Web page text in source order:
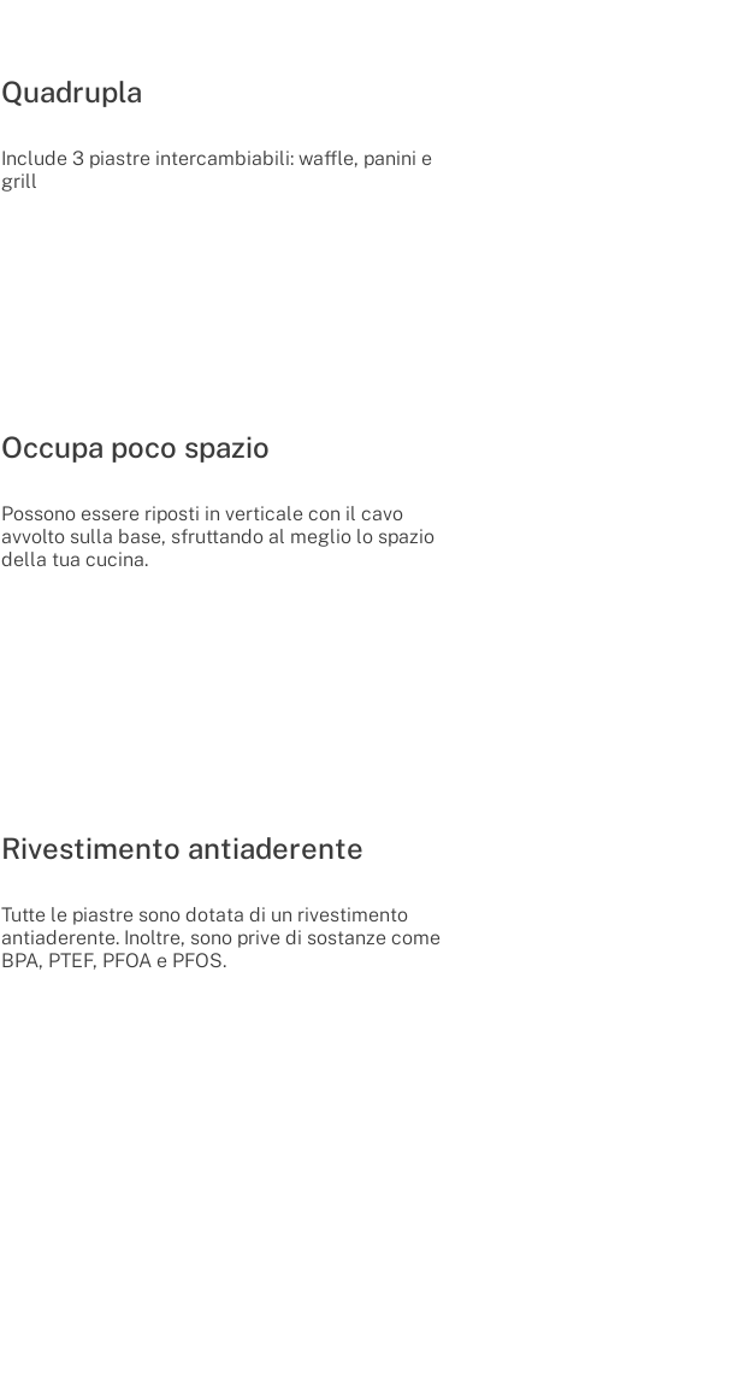
Quadrupla
Include 3 piastre intercambiabili: waffle, panini e
grill
Occupa poco spazio
Possono essere riposti in verticale con il cavo
avvolto sulla base, sfruttando al meglio lo spazio
della tua cucina.
Rivestimento antiaderente
Tutte le piastre sono dotata di un rivestimento
antiaderente. Inoltre, sono prive di sostanze come
BPA, PTEF, PFOA e PFOS.